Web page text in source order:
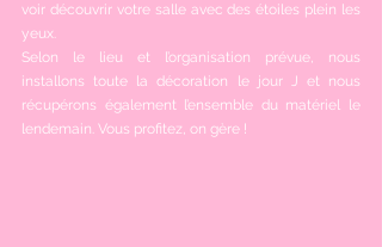
voir découvrir votre salle avec des étoiles plein les
yeux.
Selon le lieu et l’organisation prévue, nous
installons toute la décoration le jour J et nous
récupérons également l’ensemble du matériel le
lendemain. Vous profitez, on gère !